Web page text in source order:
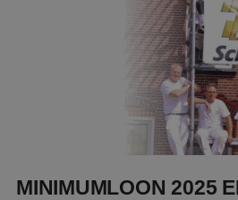
MINIMUMLOON 2025